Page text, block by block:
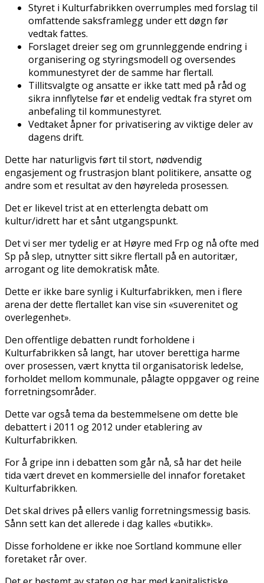
Styret i Kulturfabrikken overrumples med forslag til
omfattende saksframlegg under ett døgn før
vedtak fattes.
Forslaget dreier seg om grunnleggende endring i
organisering og styringsmodell og oversendes
kommunestyret der de samme har flertall.
Tillitsvalgte og ansatte er ikke tatt med på råd og
sikra innflytelse før et endelig vedtak fra styret om
anbefaling til kommunestyret.
Vedtaket åpner for privatisering av viktige deler av
dagens drift.
Dette har naturligvis ført til stort, nødvendig
engasjement og frustrasjon blant politikere, ansatte og
andre som et resultat av den høyreleda prosessen.
Det er likevel trist at en etterlengta debatt om
kultur/idrett har et sånt utgangspunkt.
Det vi ser mer tydelig er at Høyre med Frp og nå ofte med
Sp på slep, utnytter sitt sikre flertall på en autoritær,
arrogant og lite demokratisk måte.
Dette er ikke bare synlig i Kulturfabrikken, men i flere
arena der dette flertallet kan vise sin «suverenitet og
overlegenhet».
Den offentlige debatten rundt forholdene i
Kulturfabrikken så langt, har utover berettiga harme
over prosessen, vært knytta til organisatorisk ledelse,
forholdet mellom kommunale, pålagte oppgaver og reine
forretningsområder.
Dette var også tema da bestemmelsene om dette ble
debattert i 2011 og 2012 under etablering av
Kulturfabrikken.
For å gripe inn i debatten som går nå, så har det heile
tida vært drevet en kommersielle del innafor foretaket
Kulturfabrikken.
Det skal drives på ellers vanlig forretningsmessig basis.
Sånn sett kan det allerede i dag kalles «butikk».
Disse forholdene er ikke noe Sortland kommune eller
foretaket rår over.